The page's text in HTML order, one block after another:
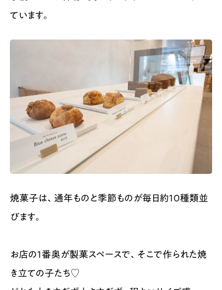
ています。
焼菓子は、通年ものと季節ものが毎日約10種類並
びます。
お店の1番奥が製菓スペースで、そこで作られた焼
き立ての子たち♡